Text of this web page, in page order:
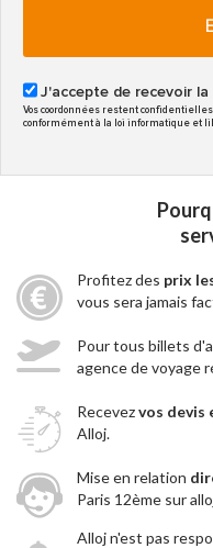
J'accepte de recevoir
Vos coordonnées restent
conformément à la loi informatique et
Profitez des prix
vous sera jamais
Pour tous billets
agence de voyage
Recevezvos devis
Alloj.
Mise en relation
Paris 12ème sur
Alloj n'est pas